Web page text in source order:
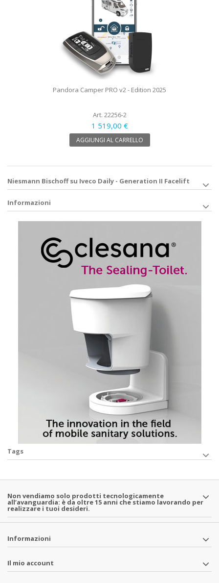
Pandora Camper PRO v2 - Edition 2025
Art. 22256-2
1 519,00 €
AGGIUNGI AL CARRELLO
Niesmann Bischoff su Iveco Daily - Generation II Facelift
Informazioni
Tags
Non vendiamo solo prodotti tecnologicamente
all’avanguardia: è da oltre 15 anni che stiamo lavorando per
realizzare i tuoi desideri.
Informazioni
Il mio account